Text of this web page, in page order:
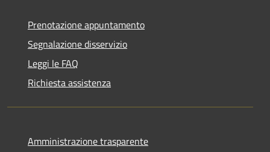
Prenotazione appuntamento
Segnalazione disservizio
Leggi le FAQ
Richiesta assistenza
Amministrazione trasparente